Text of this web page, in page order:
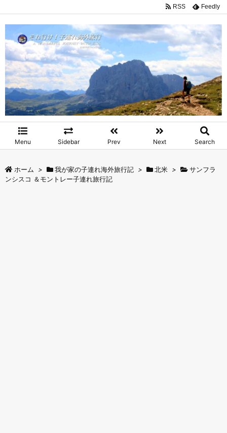
Menu Sidebar Prev Next Search
RSS Feedly
ホーム > 我が家の子連れ海外旅行記 > 北米 >
サンフラ
ンシスコ ＆モントレー子連れ旅行記